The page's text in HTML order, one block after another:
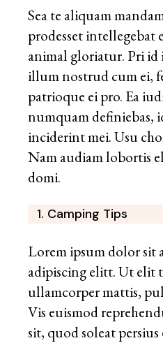
Sea te aliquam
prodesset intellegebat
animal gloriatur. Pri id
illum nostrud cum ei,
patrioque ei pro. Ea
numquam definiebas,
inciderint mei. Usu
Nam audiam lobortis
domi.
1. Camping Tips
Lorem ipsum dolor sit
adipiscing elitt. Ut elit
ullamcorper mattis,
Vis euismod
sit, quod soleat